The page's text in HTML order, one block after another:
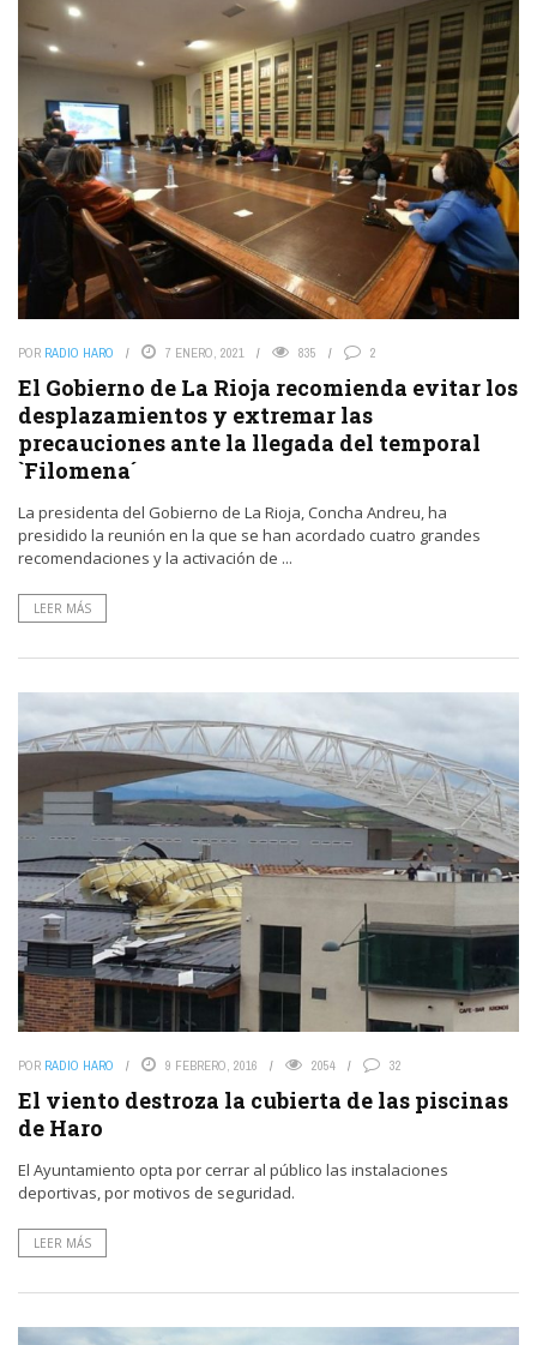
POR RADIO HARO 7 ENERO, 2021 835 2
El Gobierno de La Rioja recomienda evitar los
desplazamientos y extremar las
precauciones ante la llegada del temporal
`Filomena´
La presidenta del Gobierno de La Rioja, Concha Andreu, ha
presidido la reunión en la que se han acordado cuatro grandes
recomendaciones y la activación de ...
LEER MÁS
POR RADIO HARO 9 FEBRERO, 2016 2054 32
El viento destroza la cubierta de las piscinas
de Haro
El Ayuntamiento opta por cerrar al público las instalaciones
deportivas, por motivos de seguridad.
LEER MÁS